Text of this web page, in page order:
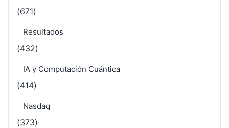
(671)
Resultados
(432)
IA y Computación Cuántica
(414)
Nasdaq
(373)